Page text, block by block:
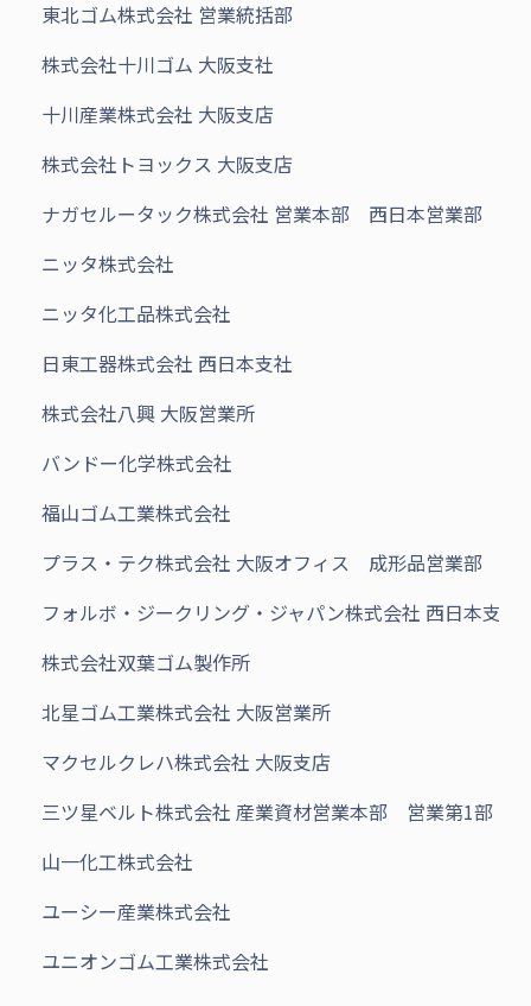
東北ゴム株式会社 営業統括部
株式会社十川ゴム 大阪支社
十川産業株式会社 大阪支店
株式会社トヨックス 大阪支店
ナガセルータック株式会社 営業本部 西日本営業部
ニッタ株式会社
ニッタ化工品株式会社
日東工器株式会社 西日本支社
株式会社八興 大阪営業所
バンドー化学株式会社
福山ゴム工業株式会社
プラス・テク株式会社 大阪オフィス 成形品営業部
フォルボ・ジークリング・ジャパン株式会社 西日本支店
株式会社双葉ゴム製作所
北星ゴム工業株式会社 大阪営業所
マクセルクレハ株式会社 大阪支店
三ツ星ベルト株式会社 産業資材営業本部 営業第1部
山一化工株式会社
ユーシー産業株式会社
ユニオンゴム工業株式会社